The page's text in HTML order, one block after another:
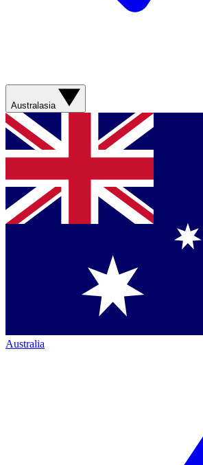
Australasia
Australia